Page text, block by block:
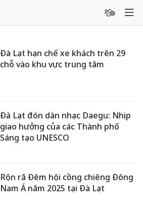
Đà Lạt hạn chế xe khách trên 29
chỗ vào khu vực trung tâm
Đà Lạt đón dàn nhạc Daegu: Nhịp
giao hưởng của các Thành phố
Sáng tạo UNESCO
Rộn rã Đêm hội cồng chiêng Đông
Nam Á năm 2025 tại Đà Lạt